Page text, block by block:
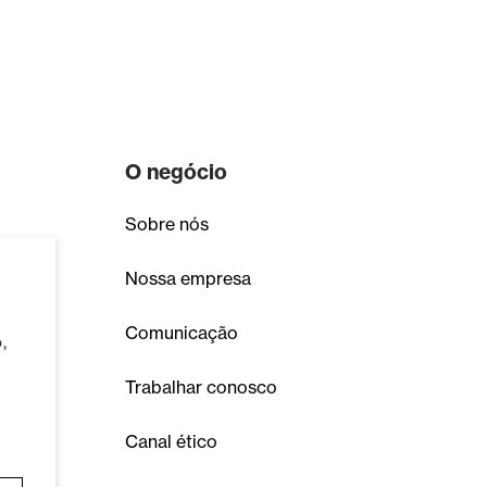
O negócio
Sobre nós
Nossa empresa
Comunicação
Trabalhar conosco
Canal ético